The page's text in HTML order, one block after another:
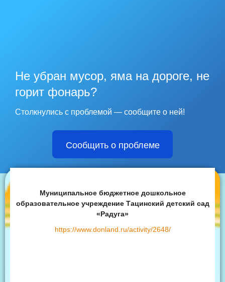
Не убран мусор, яма на дороге, не
горит фонарь?
Столкнулись с проблемой — сообщите о ней!
Сообщить о проблеме
Муниципальное бюджетное дошкольное
образовательное учреждение Тацинский детский сад
«Радуга»
https://www.donland.ru/activity/2648/